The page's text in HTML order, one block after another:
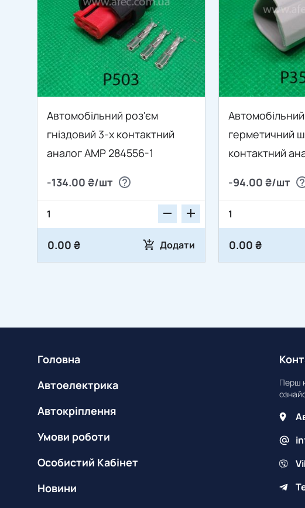
Автомобільний роз'єм
гніздовий 3-х контактний
аналог AMP 284556-1
-134.00 ₴/шт
0.00 ₴ Додати
герметичний
контактний
-94.00 ₴/шт
0.00 ₴
Головна
Автоелектрика
Автокріплення
Умови роботи
Особистий Кабінет
Новини
Перш